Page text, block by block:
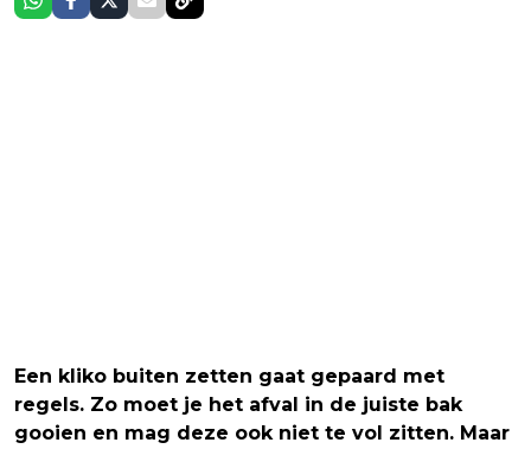
Een kliko buiten zetten gaat gepaard met
regels. Zo moet je het afval in de juiste bak
gooien en mag deze ook niet te vol zitten. Maar